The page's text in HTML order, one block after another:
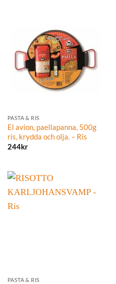
PASTA & RIS
El avion, paellapanna, 500g
ris, krydda och olja. – Ris
244kr
PASTA & RIS